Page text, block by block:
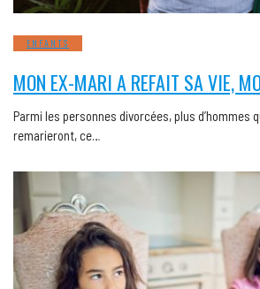
ENFANTS
MON EX-MARI A REFAIT SA VIE,
Parmi les personnes divorcées, plus d’hommes
remarieront, ce…